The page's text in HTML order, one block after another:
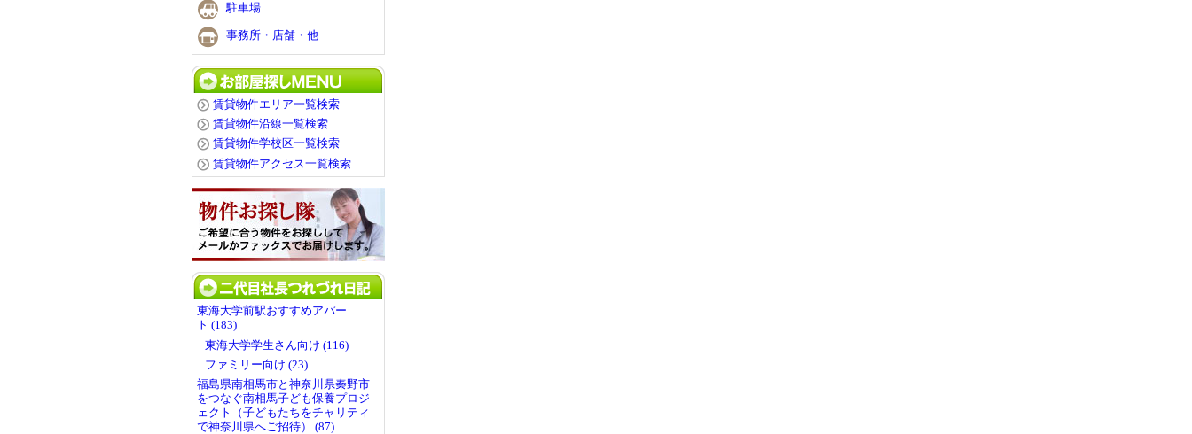
駐車場
事務所・店舗・他
賃貸物件エリア一覧検索
賃貸物件沿線一覧検索
賃貸物件学校区一覧検索
賃貸物件アクセス一覧検索
東海大学前駅おすすめアパー
ト (183)
東海大学学生さん向け (116)
ファミリー向け (23)
福島県南相馬市と神奈川県秦野市
をつなぐ南相馬子ども保養プロジ
ェクト（子どもたちをチャリティ
で神奈川県へご招待） (87)